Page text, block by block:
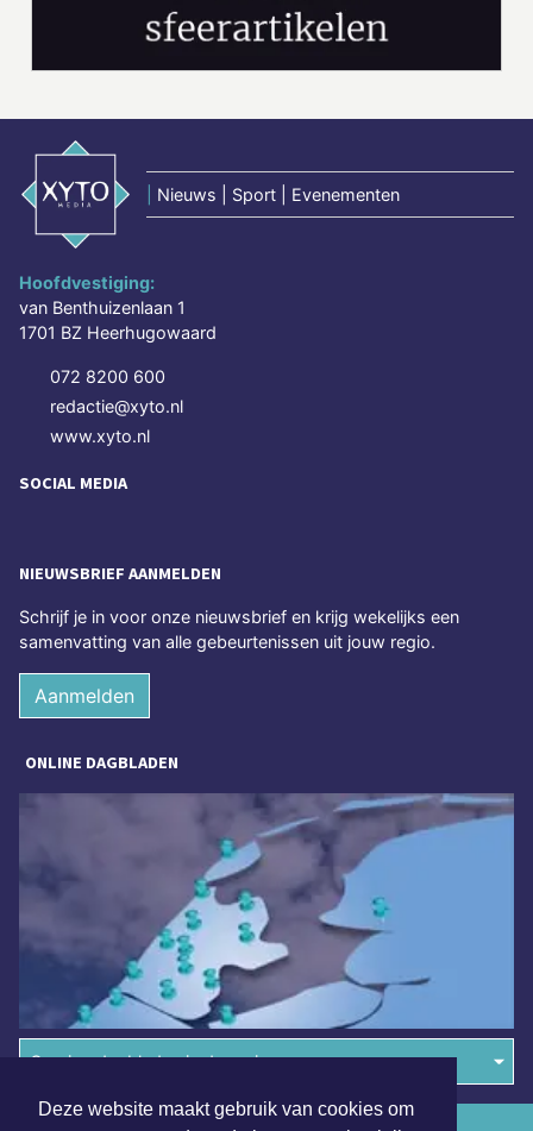
Deze website maakt gebruik van cookies om
Nieuws | Sport | Evenementen
Hoofdvestiging:
van Benthuizenlaan 1
1701 BZ Heerhugowaard
072 8200 600
redactie@xyto.nl
www.xyto.nl
SOCIAL MEDIA
NIEUWSBRIEF AANMELDEN
Schrijf je in voor onze nieuwsbrief en krijg wekelijks een
samenvatting van alle gebeurtenissen uit jouw regio.
Aanmelden
ONLINE DAGBLADEN
Overige dagbladen in de regio